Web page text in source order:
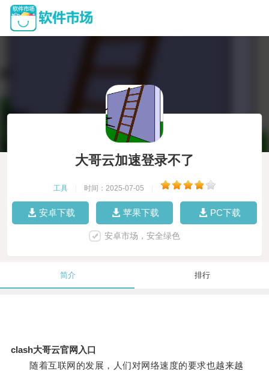
大哥云加速登录不了
工具 时间：2025-07-05
安卓下载 苹果下载 PC下载
安卓市场，安全绿色
简介 排行
clash大哥云官网入口
随着互联网的发展，人们对网络速度的要求也越来越